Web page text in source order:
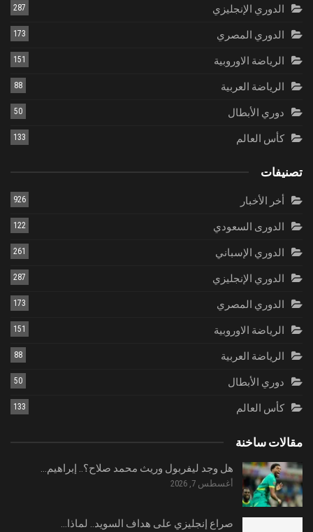
الدوري الإنجليزي 287
الدوري المصري 173
الرياضة الاوروبية 151
الرياضة العربية 88
دوري الأبطال 50
كأس العالم 133
تصنيفات
أخر الأخبار 926
الدورى السعودي 122
الدوري الإسباني 261
الدوري الإنجليزي 287
الدوري المصري 173
الرياضة الاوروبية 151
الرياضة العربية 88
دوري الأبطال 50
كأس العالم 133
مقالات ساخنة
هل وجد ليفربول وريث محمد صلاح؟.. إبراهيم…
أغسطس 7, 2026
صراع إنجليزي على هداف السويد.. لماذا…